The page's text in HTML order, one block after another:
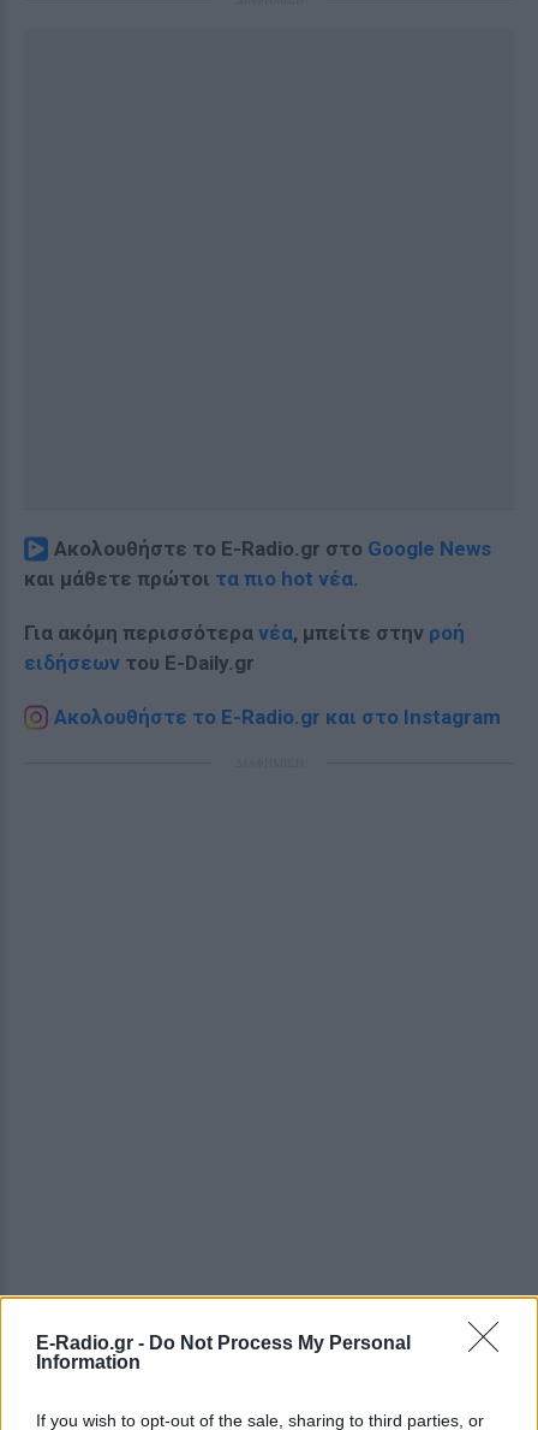
E-Radio.gr - Do Not Process My Personal
Information
If you wish to opt-out of the sale, sharing to third parties, or
Ακολουθήστε το E-Radio.gr στο Google News
και μάθετε πρώτοι τα πιο hot νέα.
Για ακόμη περισσότερα νέα, μπείτε στην ροή
ειδήσεων του E-Daily.gr
Ακολουθήστε το E-Radio.gr και στο Instagram
ΔΕΙΤΕ ΕΠΙΣΗΣ
ΣΤΗΝ ΙΔΙΑ ΚΑΤΗΓΟΡΙΑ